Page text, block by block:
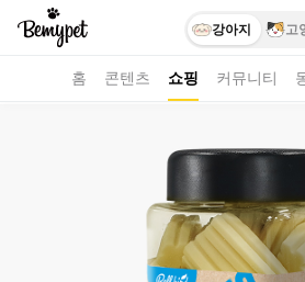
강아지 고
홈 콘텐츠 쇼핑 커뮤니티